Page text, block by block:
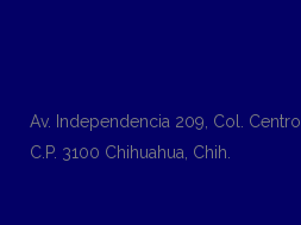
Av. Independencia 209, Col. Centro
C.P. 3100 Chihuahua, Chih.